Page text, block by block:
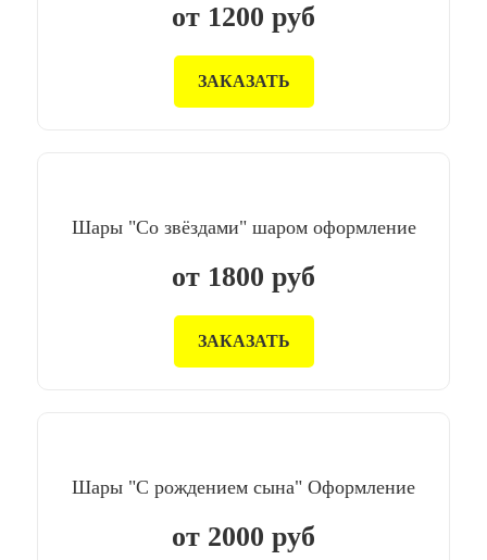
от 1200 руб
ЗАКАЗАТЬ
Шары "Со звёздами" шаром оформление
от 1800 руб
ЗАКАЗАТЬ
Шары "С рождением сына" Оформление
от 2000 руб